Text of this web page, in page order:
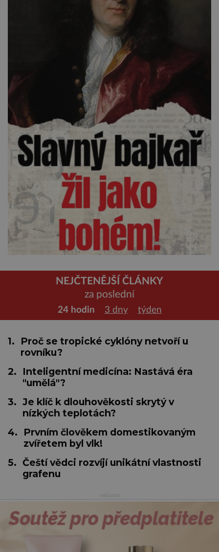
NEJČTENĚJŠÍ ČLÁNKY
za poslední
24 hodin 3 dny týden
1.
Proč se tropické cyklóny netvoří u
rovníku?
2.
Inteligentní medicína: Nastává éra
"umělá"?
3. Je klíč k dlouhověkosti skrytý v
nízkých teplotách?
4.
Prvním člověkem domestikovaným
zvířetem byl vlk!
5. Čeští vědci rozvíjí unikátní vlastnosti
grafenu